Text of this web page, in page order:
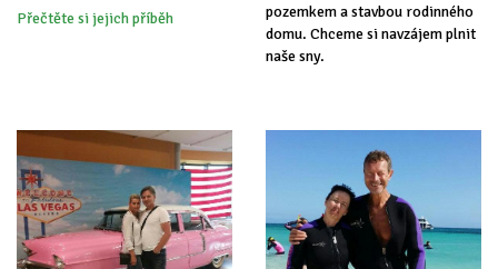
Přečtěte si jejich příběh
pozemkem a stavbou rodinného
domu. Chceme si navzájem plnit
naše sny.